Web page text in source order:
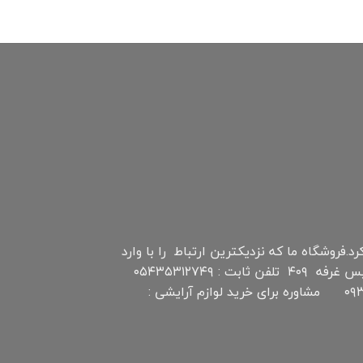
چابهار است که اواخر سال ۹۷ فعالیت خود را شروع کرد.فروشگاه ما که نزدیکترین ارتباط را با وارد
تلفن همراه و واتس آپ (مدیریت سایت ): ۰۹۳۵۴۳۶۵۸۴۰ مشاوره برای خرید چای و سایر مواد غذایی: ۰۹۳۵۴۳۶۵۸۴۰ مشاوره برای خرید لوازم آرایشی :